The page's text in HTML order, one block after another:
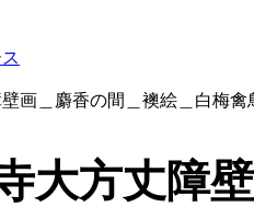
画＿麝香の間＿襖絵＿白梅
大方丈障